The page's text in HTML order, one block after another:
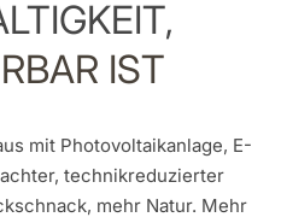
IST
mit Photovoltaikanlage, E-
technikreduzierter
mehr Natur. Mehr